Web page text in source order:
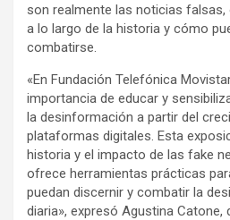
son realmente las noticias
a lo largo de la historia y cómo
combatirse.
«En Fundación Telefónica
importancia de educar y
la desinformación a partir del
plataformas digitales. Esta
historia y el impacto de las fake
ofrece herramientas prácticas
puedan discernir y combatir la
diaria», expresó Agustina Catone,